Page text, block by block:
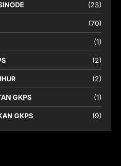
(23)
(70)
(1)
(2)
(2)
GKPS (1)
GKPS (9)